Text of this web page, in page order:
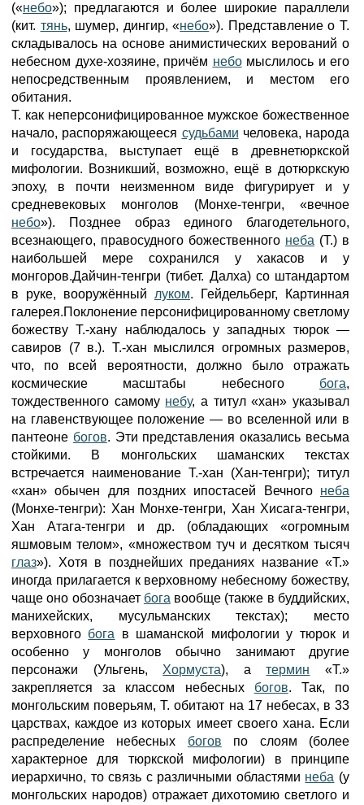
(«небо»); предлагаются и более широкие параллели
(кит. тянь, шумер, дингир, «небо»). Представление о Т.
складывалось на основе анимистических верований о
небесном духе-хозяине, причём небомыслилось и его
непосредственным проявлением, и местом его
обитания.
Т. как неперсонифицированное мужское божественное
начало, распоряжающееся судьбами человека, народа
и государства, выступает ещё в древнетюркской
мифологии. Возникший, возможно, ещё в дотюркскую
эпоху, в почти неизменном виде фигурирует и у
средневековых монголов (Монхе-тенгри, «вечное
небо»). Позднее образ единого благодетельного,
всезнающего, правосудного божественного неба (Т.) в
наибольшей мере сохранился у хакасов и у
монгоров.Дайчин-тенгри (тибет. Далха) со штандартом
в руке, вооружённый луком. Гейдельберг, Картинная
галерея.Поклонение персонифицированному светлому
божеству Т.-хану наблюдалось у западных тюрок —
савиров (7 в.). Т.-хан мыслился огромных размеров,
что, по всей вероятности, должно было отражать
космические масштабы небесного бога,
тождественного самому небу, а титул «хан» указывал
на главенствующее положение — во вселенной или в
пантеоне богов. Эти представления оказались весьма
стойкими. В монгольских шаманских текстах
встречается наименование Т.-хан (Хан-тенгри); титул
«хан» обычен для поздних ипостасей Вечного неба
(Монхе-тенгри): Хан Монхе-тенгри, Хан Хисага-тенгри,
Хан Атага-тенгри и др. (обладающих «огромным
яшмовым телом», «множеством туч и десятком тысяч
глаз»). Хотя в позднейших преданиях название «Т.»
иногда прилагается к верховному небесному божеству,
чаще оно обозначает бога вообще (также в буддийских,
манихейских, мусульманских текстах); место
верховного бога в шаманской мифологии у тюрок и
особенно у монголов обычно занимают другие
персонажи (Ульгень, Хормуста), атермин «Т.»
закрепляется за классом небесных богов. Так, по
монгольским поверьям, Т. обитают на 17 небесах, в 33
царствах, каждое из которых имеет своего хана. Если
распределение небесных богов по слоям (более
характерное для тюркской мифологии) в принципе
иерархично, то связь с различными областями неба (у
монгольских народов) отражает дихотомию светлого и